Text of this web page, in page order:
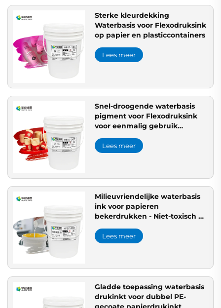
Sterke kleurdekking
Waterbasis voor Flexodruksink
op papier en plasticcontainers
Lees meer
Snel-droogende waterbasis
pigment voor Flexodruksink
voor eenmalig gebruik
Duurzaam voor flexo- en
digitale druk
Lees meer
Milieuvriendelijke waterbasis
ink voor papieren
bekerdrukken - Niet-toxisch &
Drukvernisink
Lees meer
Gladde toepassing waterbasis
drukinkt voor dubbel PE-